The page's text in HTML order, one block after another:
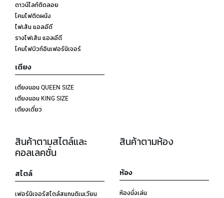
ดาวน์ไลท์ติดลอย
โคมไฟติดผนัง
ไฟเส้น แอลอีดี
รางไฟเส้น แอลอีดี
โคมไฟบิวท์อินเฟอร์นิเจอร์
เตียง
เตียงนอน QUEEN SIZE
เตียงนอน KING SIZE
เตียงเดี่ยว
สินค้าตามสไตล์และ
คอลเลคชั่น
สไตล์
เฟอร์นิเจอร์สไตล์สแกนดิเนเวียน
สินค้าตามห้อง
ห้อง
ห้องนั่งเล่น